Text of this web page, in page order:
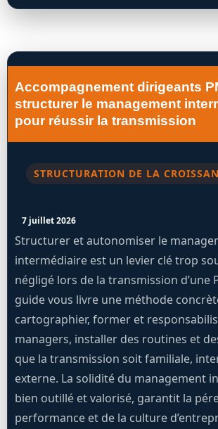
Accompagnement dirigeants
structurer le management
pour réussir la transmission
STRUCTURATION DE LA
7 juillet 2026
Structurer et autonomiser le
intermédiaire est un levier clé trop
négligé lors de la transmission d’une
guide vous livre une méthode
cartographier, former et
managers, installer des routines et
que la transmission soit familiale,
externe. La solidité du management
bien outillé et valorisé, garantit la
performance et de la culture